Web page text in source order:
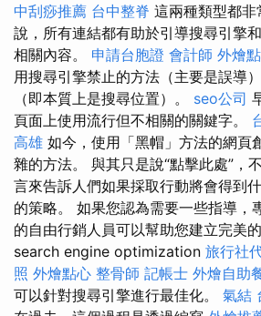
中刮痧推薦 台中整脊 這兩種類型都
說，所有連結都有助於引導搜尋引擎
相關內容。 申請台胞證 會計師 外燴
用搜尋引擎禁止的方法（主要是誤導
（即本質上是搜尋位置）。 seo公司
頁面上使用流行但不相關的關鍵字。
高雄 如今，使用「黑帽」方法的網頁
雜的方法。 與其只是說“點擊此處”，
言來告訴人們如果採取行動將會得到
的策略。 如果您認為需要一些指導，
的自由行銷人員可以幫助您建立完美
search engine optimization 旅行社
照 外燴點心 整骨師 記帳士 外燴自助
可以針對搜尋引擎進行最佳化。 氣結